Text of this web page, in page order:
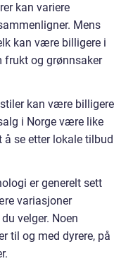
kan variere
Mens
kan være billigere i
frukt og grønnsaker
kan være billigere
i Norge være like
se etter lokale tilbud
er generelt sett
variasjoner
velger. Noen
til og med dyrere, på